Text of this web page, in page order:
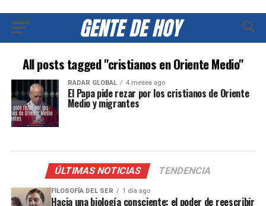
All posts tagged "cristianos en Oriente Medio"
RADAR GLOBAL 4 meses ago
El Papa pide rezar por los cristianos de Oriente
Medio y migrantes
ÚLTIMAS NOTICIAS TENDENCIA
FILOSOFÍA DEL SER 1 día ago
Hacia una biología consciente: el poder de reescribir